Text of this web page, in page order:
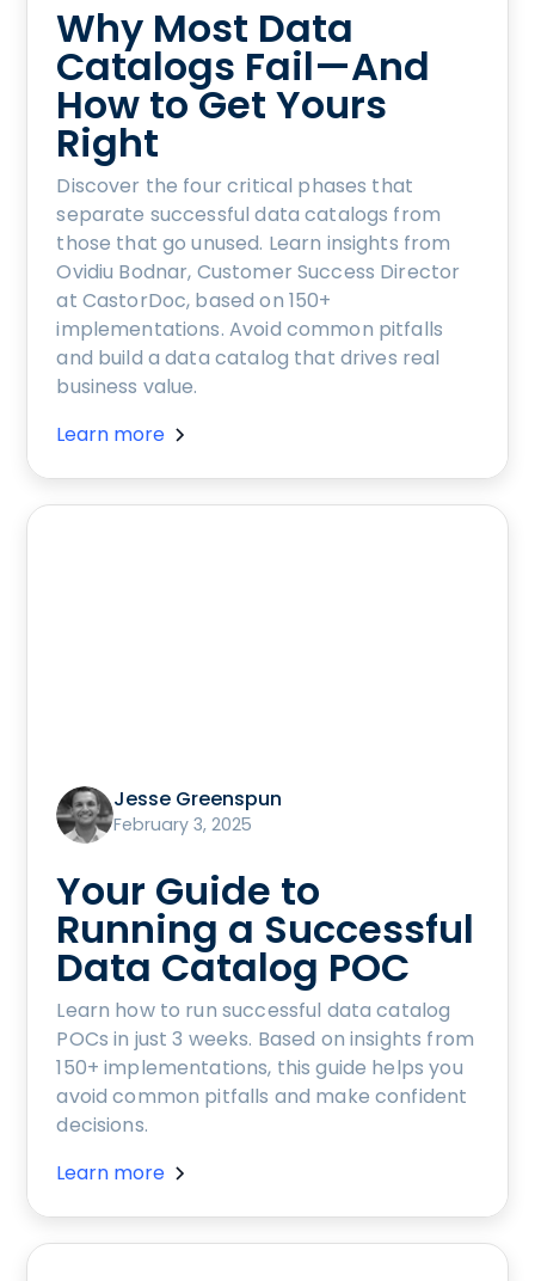
Why Most Data
Catalogs Fail—And
How to Get Yours
Right
Discover the four critical phases that
separate successful data catalogs from
those that go unused. Learn insights from
Ovidiu Bodnar, Customer Success Director
at CastorDoc, based on 150+
implementations. Avoid common pitfalls
and build a data catalog that drives real
business value.
Learn more
Jesse Greenspun
February 3, 2025
Your Guide to
Running a Successful
Data Catalog POC
Learn how to run successful data catalog
POCs in just 3 weeks. Based on insights from
150+ implementations, this guide helps you
avoid common pitfalls and make confident
decisions.
Learn more